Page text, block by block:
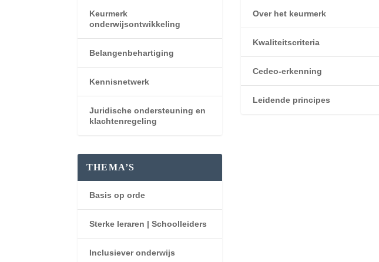
Keurmerk
onderwijsontwikkeling
Belangenbehartiging
Kennisnetwerk
Juridische ondersteuning en
klachtenregeling
THEMA’S
Basis op orde
Sterke leraren | Schoolleiders
Inclusiever onderwijs
Over het keurmerk
Kwaliteitscriteria
Cedeo-erkenning
Leidende principes